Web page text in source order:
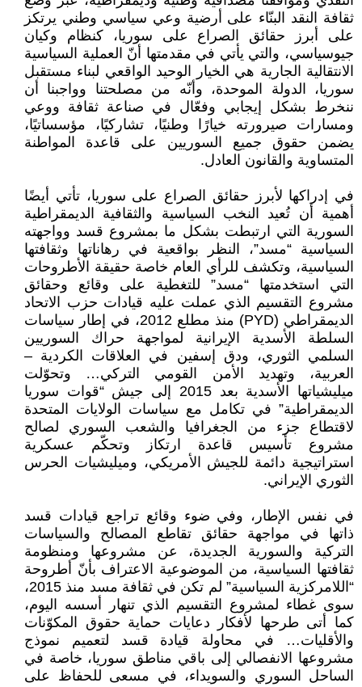
ثقافة النقد البنّاء على أرضية وعي سياسي وطني يرتكز
على أبرز حقائق الصراع على سوريا، كنظام وكيان
جيوسياسي، والتي يأتي في مقدمتها أنّ العملية السياسية
الانتقالية الجارية هي الخيار الوحيد الواقعي لبناء مستقبل
سوريا، الدولة الموحدة، وأنّه من مصلحتنا وواجبنا أن
ننخرط بشكل إيجابي وفعّال في صناعة ثقافة ووعي
ومسارات صيرورته خيارًا وطنيًا، تشاركيًا، مؤسساتيًا،
يضمن حقوق جميع السوريين على قاعدة المواطنة
المتساوية والقانون العادل.
في إدراكها لأبرز حقائق الصراع على سوريا، تأتي أيضًا
أهمية أن تُعيد النخب السياسية والثقافية الديمقراطية
السورية التي ارتبطت بشكل ما بمشروع قسد وواجهته
السياسية “مسد”، النظر بواقعية في رهاناتها وثقافتها
السياسية، وتكشف للرأي العام خاصة حقيقة الأطروحات
التي استخدمتها “مسد” للتغطية على وقائع وحقائق
مشروع التقسيم الذي عملت عليه قيادات حزب الاتحاد
الديمقراطي (PYD) منذ مطلع 2012، في إطار سياسات
السلطة الأسدية الإيرانية لمواجهة حراك السوريين
السلمي الثوري، ودق إسفين في العلاقات الكردية –
العربية، وتهديد الأمن القومي التركي… وتحوّلت
ميليشياتها الأسدية بعد 2015 إلى جيش “قوات سوريا
الديمقراطية” في تكامل مع سياسات الولايات المتحدة
لاقتطاع جزء من الجغرافيا والشعب السوري لصالح
مشروع تأسيس قاعدة ارتكاز وتحكّم عسكرية
استراتيجية دائمة للجيش الأمريكي، وميليشيات الحرس
الثوري الإيراني.
في نفس الإطار، وفي ضوء وقائع تراجع قيادات قسد
ذاتها في مواجهة حقائق تقاطع المصالح والسياسات
التركية والسورية الجديدة، عن مشروعها ومنظومة
ثقافتها السياسية، من الموضوعية الاعتراف بأنّ أطروحة
“اللامركزية السياسية” لم تكن في ثقافة مسد منذ 2015،
سوى غطاء لمشروع التقسيم الذي تنهار أسسه اليوم،
كما أتى طرحها لأفكار دعايات حماية حقوق المكوّنات
والأقليات… في محاولة قيادة قسد لتعميم نموذج
مشروعها الانفصالي إلى باقي مناطق سوريا، خاصة في
الساحل السوري والسويداء، في مسعى للحفاظ على